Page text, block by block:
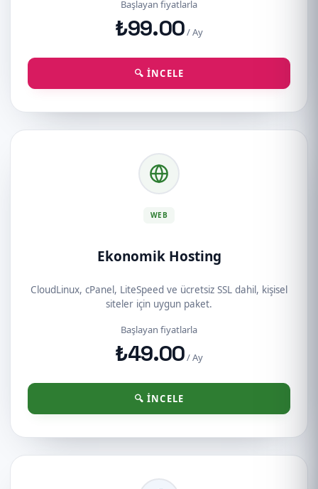
Başlayan fiyatlarla
₺99.00/ Ay
🔍 İNCELE
WEB
Ekonomik Hosting
CloudLinux, cPanel, LiteSpeed ve ücretsiz SSL dahil, kişisel
siteler için uygun paket.
Başlayan fiyatlarla
₺49.00/ Ay
🔍 İNCELE